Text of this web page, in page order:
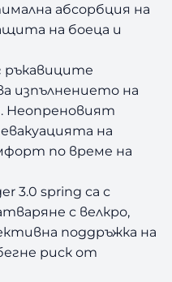
абсорбция на
на боеца и
ръкавиците
изпълнението на
Неопреновият
на
по време на
3.0 spring са с
с велкро,
поддръжка на
риск от